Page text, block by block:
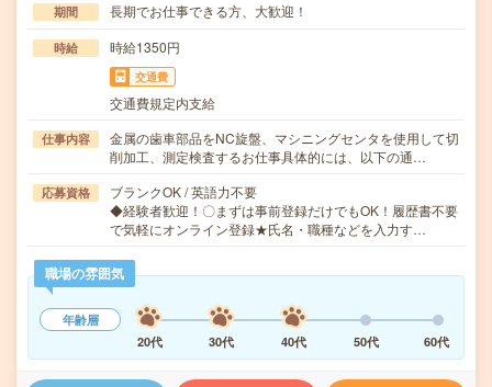
期間 長期でお仕事できる方、大歓迎！
時給 時給1350円
交通費
交通費規定内支給
仕事内容
金属の歯車部品をNC旋盤、マシニングセンタを使用して切
削加工、測定検査するお仕事具体的には、以下の通…
応募資格
ブランクOK / 英語力不要
◆経験者歓迎！〇まずは事前登録だけでもOK！履歴書不要
で気軽にオンライン登録★氏名・職種などを入力す…
職場の雰囲気
年齢層
20代
30代 40代 50代 60代